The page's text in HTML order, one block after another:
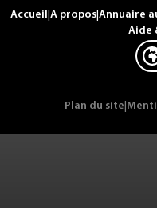
Accueil A propos Annuaire
Aide
Plan du site